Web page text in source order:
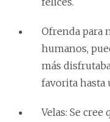
Ofrenda para
humanos,
más
favorita hasta
Velas: Se